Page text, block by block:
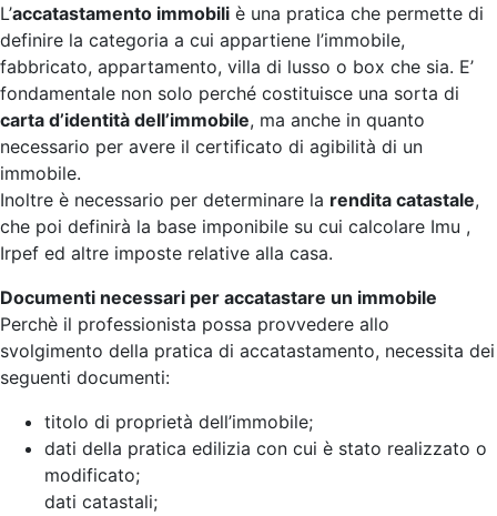
L’accatastamento immobili è una pratica che permette di
definire la categoria a cui appartiene l’immobile,
fabbricato, appartamento, villa di lusso o box che sia. E’
fondamentale non solo perché costituisce una sorta di
carta d’identità dell’immobile, ma anche in quanto
necessario per avere il certificato di agibilità di un
immobile.
Inoltre è necessario per determinare la rendita catastale,
che poi definirà la base imponibile su cui calcolare Imu ,
Irpef ed altre imposte relative alla casa.
Documenti necessari per accatastare un immobile
Perchè il professionista possa provvedere allo
svolgimento della pratica di accatastamento, necessita dei
seguenti documenti:
titolo di proprietà dell’immobile;
dati della pratica edilizia con cui è stato realizzato o
modificato;
dati catastali;